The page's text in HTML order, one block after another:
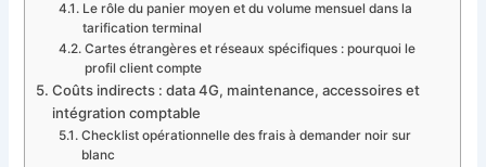
Le rôle du panier moyen et du volume mensuel dans la
tarification terminal
Cartes étrangères et réseaux spécifiques : pourquoi le
profil client compte
Coûts indirects : data 4G, maintenance, accessoires et
intégration comptable
Checklist opérationnelle des frais à demander noir sur
blanc